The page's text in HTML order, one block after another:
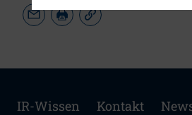
IR-Wissen Kontakt